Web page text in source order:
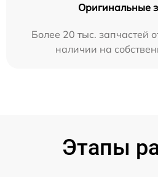
Оригинальные
Более 20 тыс. запчастей
наличии на
Этапы